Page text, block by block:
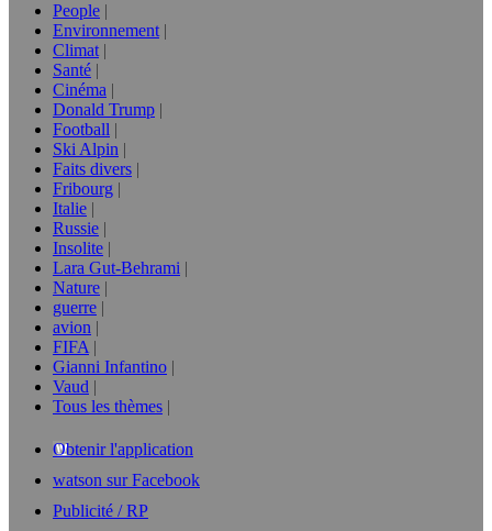
People
Environnement
Climat
Santé
Cinéma
Donald Trump
Football
Ski Alpin
Faits divers
Fribourg
Italie
Russie
Insolite
Lara Gut-Behrami
Nature
guerre
avion
FIFA
Gianni Infantino
Vaud
Tous les thèmes
Obtenir l'application
watson sur Facebook
Publicité / RP